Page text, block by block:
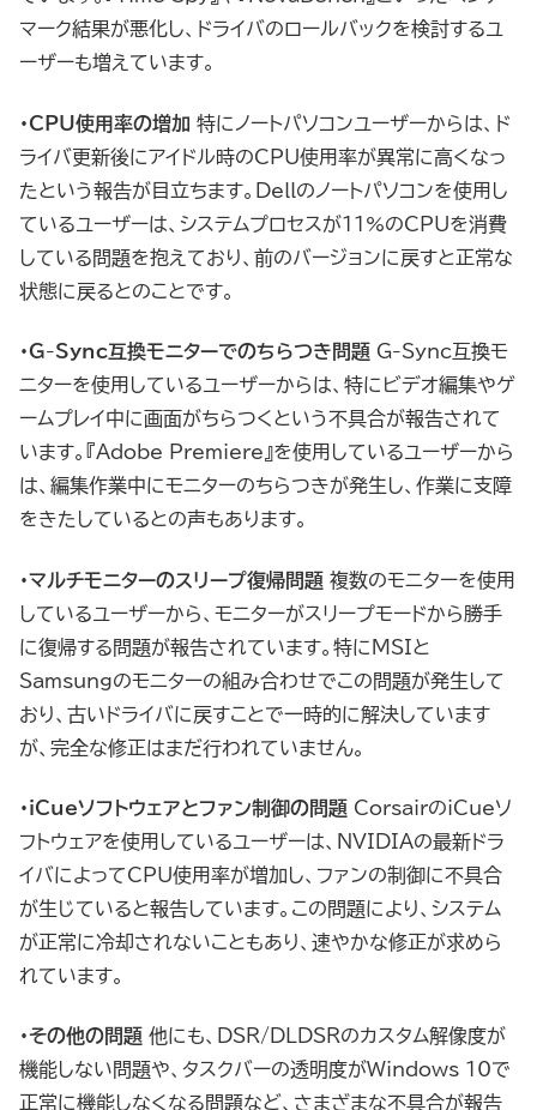
マーク結果が悪化し、ドライバのロールバックを検討するユ
ーザーも増えています。
・CPU使用率の増加 特にノートパソコンユーザーからは、ド
ライバ更新後にアイドル時のCPU使用率が異常に高くなっ
たという報告が目立ちます。Dellのノートパソコンを使用し
ているユーザーは、システムプロセスが11%のCPUを消費
している問題を抱えており、前のバージョンに戻すと正常な
状態に戻るとのことです。
・G-Sync互換モニターでのちらつき問題 G-Sync互換モ
ニターを使用しているユーザーからは、特にビデオ編集やゲ
ームプレイ中に画面がちらつくという不具合が報告されて
います。『Adobe Premiere』を使用しているユーザーから
は、編集作業中にモニターのちらつきが発生し、作業に支障
をきたしているとの声もあります。
・マルチモニターのスリープ復帰問題 複数のモニターを使用
しているユーザーから、モニターがスリープモードから勝手
に復帰する問題が報告されています。特にMSIと
Samsungのモニターの組み合わせでこの問題が発生して
おり、古いドライバに戻すことで一時的に解決しています
が、完全な修正はまだ行われていません。
・iCueソフトウェアとファン制御の問題 CorsairのiCueソ
フトウェアを使用しているユーザーは、NVIDIAの最新ドラ
イバによってCPU使用率が増加し、ファンの制御に不具合
が生じていると報告しています。この問題により、システム
が正常に冷却されないこともあり、速やかな修正が求めら
れています。
・その他の問題 他にも、DSR/DLDSRのカスタム解像度が
機能しない問題や、タスクバーの透明度がWindows 10で
正常に機能しなくなる問題など、さまざまな不具合が報告